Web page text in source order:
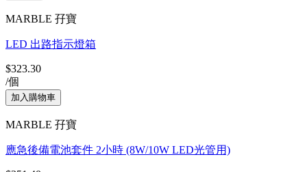
MARBLE 孖寶
LED 出路指示燈箱
$323.30
/個
MARBLE 孖寶
應急後備電池套件 2小時 (8W/10W LED光管用)